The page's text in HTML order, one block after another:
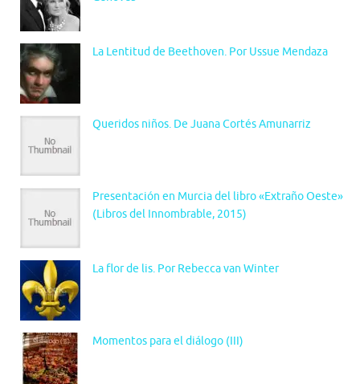
La Lentitud de Beethoven. Por Ussue Mendaza
Queridos niños. De Juana Cortés Amunarriz
Presentación en Murcia del libro «Extraño Oeste»
(Libros del Innombrable, 2015)
La flor de lis. Por Rebecca van Winter
Momentos para el diálogo (III)